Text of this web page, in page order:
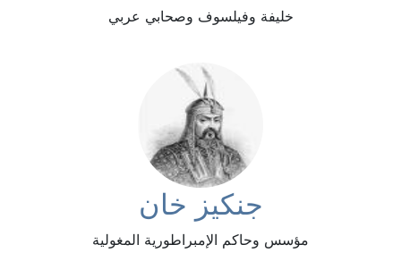
خليفة وفيلسوف وصحابي عربي
جنكيز خان
مؤسس وحاكم الإمبراطورية المغولية